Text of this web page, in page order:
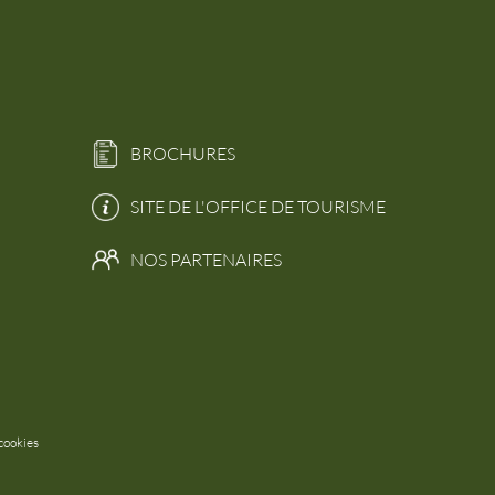
BROCHURES
SITE DE L'OFFICE DE TOURISME
NOS PARTENAIRES